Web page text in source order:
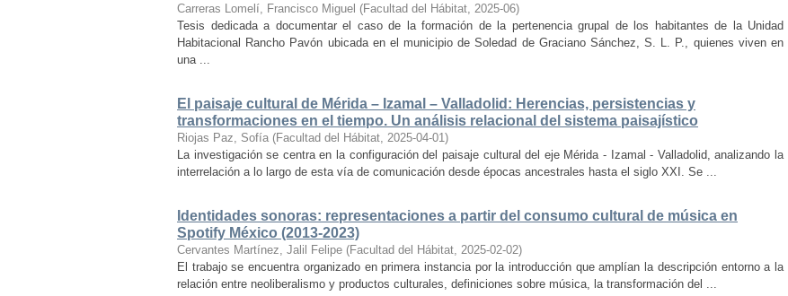
Carreras Lomelí, Francisco Miguel (Facultad del Hábitat, 2025-06)
Tesis dedicada a documentar el caso de la formación de la pertenencia grupal de los habitantes de la Unidad
Habitacional Rancho Pavón ubicada en el municipio de Soledad de Graciano Sánchez, S. L. P., quienes viven en
una ...
El paisaje cultural de Mérida – Izamal – Valladolid: Herencias, persistencias y
transformaciones en el tiempo. Un análisis relacional del sistema paisajístico
Riojas Paz, Sofía (Facultad del Hábitat, 2025-04-01)
La investigación se centra en la configuración del paisaje cultural del eje Mérida - Izamal - Valladolid, analizando la
interrelación a lo largo de esta vía de comunicación desde épocas ancestrales hasta el siglo XXI. Se ...
Identidades sonoras: representaciones a partir del consumo cultural de música en
Spotify México (2013-2023)
Cervantes Martínez, Jalil Felipe (Facultad del Hábitat, 2025-02-02)
El trabajo se encuentra organizado en primera instancia por la introducción que amplían la descripción entorno a la
relación entre neoliberalismo y productos culturales, definiciones sobre música, la transformación del ...